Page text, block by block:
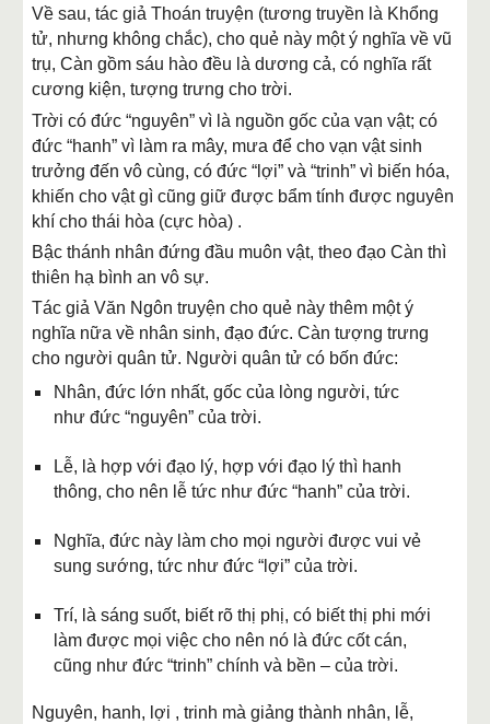
Về sau, tác giả Thoán truyện (tương truyền là Khổng
tử, nhưng không chắc), cho quẻ này một ý nghĩa về vũ
trụ, Càn gồm sáu hào đều là dương cả, có nghĩa rất
cương kiện, tượng trưng cho trời.
Trời có đức “nguyên” vì là nguồn gốc của vạn vật; có
đức “hanh” vì làm ra mây, mưa để cho vạn vật sinh
trưởng đến vô cùng, có đức “lợi” và “trinh” vì biến hóa,
khiến cho vật gì cũng giữ được bẩm tính được nguyên
khí cho thái hòa (cực hòa) .
Bậc thánh nhân đứng đầu muôn vật, theo đạo Càn thì
thiên hạ bình an vô sự.
Tác giả Văn Ngôn truyện cho quẻ này thêm một ý
nghĩa nữa về nhân sinh, đạo đức. Càn tượng trưng
cho người quân tử. Người quân tử có bốn đức:
Nhân, đức lớn nhất, gốc của lòng người, tức
như đức “nguyên” của trời.
Lễ, là hợp với đạo lý, hợp với đạo lý thì hanh
thông, cho nên lễ tức như đức “hanh” của trời.
Nghĩa, đức này làm cho mọi người được vui vẻ
sung sướng, tức như đức “lợi” của trời.
Trí, là sáng suốt, biết rõ thị phị, có biết thị phi mới
làm được mọi việc cho nên nó là đức cốt cán,
cũng như đức “trinh” chính và bền – của trời.
Nguyên, hanh, lợi , trinh mà giảng thành nhân, lễ,